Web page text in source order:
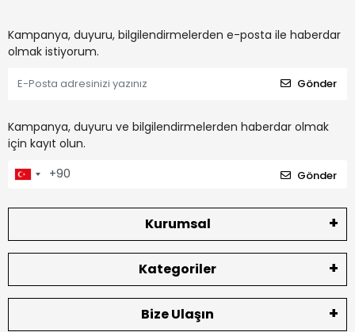
Kampanya, duyuru, bilgilendirmelerden e-posta ile haberdar
olmak istiyorum.
Gönder
Kampanya, duyuru ve bilgilendirmelerden haberdar olmak
için kayıt olun.
Gönder
Kurumsal
Kategoriler
Bize Ulaşın